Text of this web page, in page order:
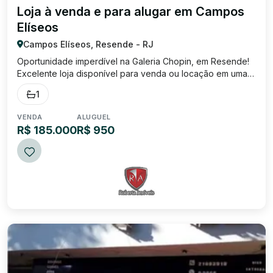
Loja à venda e para alugar em Campos
Elíseos
Campos Elíseos, Resende - RJ
Oportunidade imperdível na Galeria Chopin, em Resende!
Excelente loja disponível para venda ou locação em uma
das galerias mais tradicionais e bem localizadas da cidade.
O imóvel conta com: Amplo espaço interno , ideal para
1
VENDA
R$ 185.000
ALUGUEL
R$ 950